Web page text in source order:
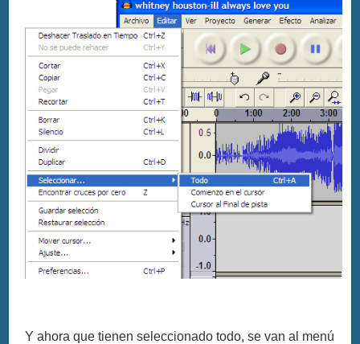
Y ahora que tienen seleccionado todo, se van al menú